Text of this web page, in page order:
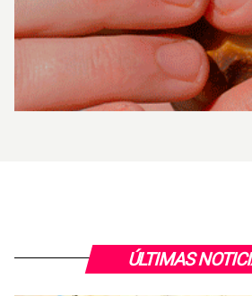
ÚLTIMAS